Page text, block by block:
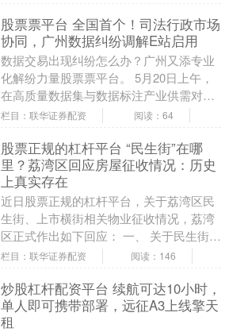
股票票平台 全国首个！司法行政市场
协同，广州数据纠纷调解E站启用
数据交易出现纠纷怎么办？广州又添专业
化解纷力量股票票平台。 5月20日上午，
在高质量数据集与数据标注产业供需对接
活动上，广州市政务服务和数据管理局、
栏目：联华证券配资 阅读：64
股票正规的杠杆平台 “民生街”在哪
里？荔湾区回应房屋征收情况：历史
上真实存在
近日股票正规的杠杆平台，关于荔湾区民
生街、上市横街相关物业征收情况，荔湾
区正式作出如下回应： 一、 关于民生街是
否真实存在的问题 根据《广州市荔湾区人
栏目：联华证券配资 阅读：146
炒股杠杆配资平台 续航可达10小时，
单人即可携带部署，远征A3上线擎天
租